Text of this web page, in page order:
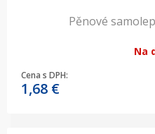
Pěnové
Na
Cena s DPH:
1,68 €